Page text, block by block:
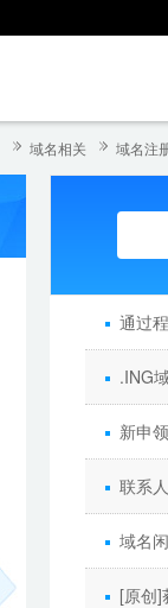
域名相关 域名注
通过
.ING
新申
联系
域名
[原创]